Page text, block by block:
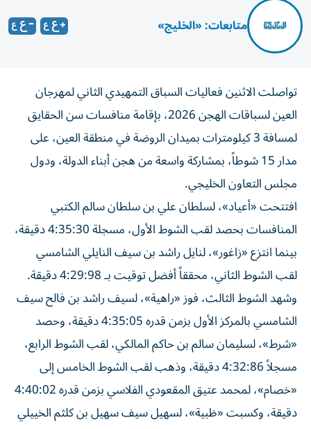
متابعات: «الخليج»
تواصلت الاثنين فعاليات السباق التمهيدي الثاني لمهرجان
العين لسباقات الهجن 2026، بإقامة منافسات سن الحقايق
لمسافة 3 كيلومترات بميدان الروضة في منطقة العين، على
مدار 15 شوطاً، بمشاركة واسعة من هجن أبناء الدولة، ودول
مجلس التعاون الخليجي.
افتتحت «أعياد»، لسلطان علي بن سلطان سالم الكتبي
المنافسات بحصد لقب الشوط الأول، مسجلة 4:35:30 دقيقة،
بينما انتزع «زاغور»، لنايل راشد بن سيف النايلي الشامسي
لقب الشوط الثاني، محققاً أفضل توقيت بـ 4:29:98 دقيقة.
وشهد الشوط الثالث، فوز «راهية»، لسيف راشد بن فالح سيف
الشامسي بالمركز الأول بزمن قدره 4:35:05 دقيقة، وحصد
«شرط»، لسليمان سالم بن حاكم المالكي، لقب الشوط الرابع،
مسجلاً 4:32:86 دقيقة، وذهب لقب الشوط الخامس إلى
«خصام»، لمحمد عتيق المقعودي الفلاسي بزمن قدره 4:40:02
دقيقة، وكسبت «ظبية»، لسهيل سيف سهيل بن كلثم الخييلي